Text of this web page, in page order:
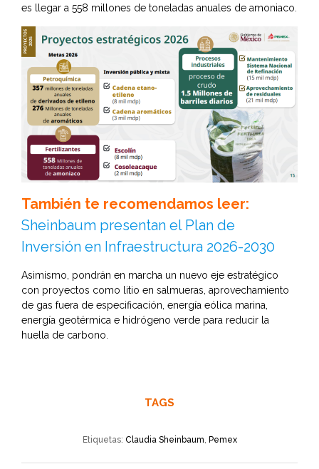
es llegar a 558 millones de toneladas anuales de amoniaco.
También te recomendamos leer:
Sheinbaum presentan el Plan de
Inversión en Infraestructura 2026-2030
Asimismo, pondrán en marcha un nuevo eje estratégico
con proyectos como litio en salmueras, aprovechamiento
de gas fuera de especificación, energía eólica marina,
energía geotérmica e hidrógeno verde para reducir la
huella de carbono.
TAGS
Etiquetas: Claudia Sheinbaum Pemex